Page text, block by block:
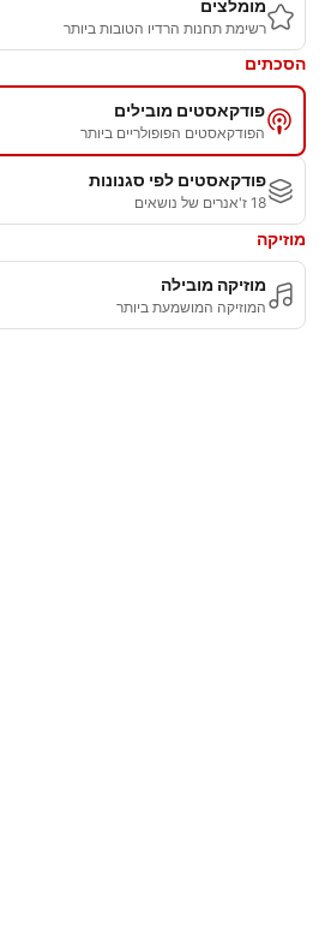
מומלצים
רשימת תחנות הרדיו הטובות ביותר
הסכתים
פודקאסטים מובילים
הפודקאסטים הפופולריים ביותר
פודקאסטים לפי סגנונות
18 ז'אנרים של נושאים
מוזיקה
מוזיקה מובילה
המוזיקה המושמעת ביותר